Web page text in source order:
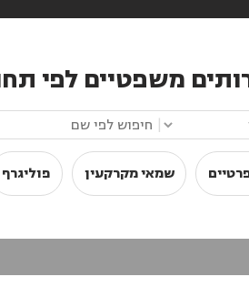
משפטיים לפי
שמאי מקרקעין פוליגרף